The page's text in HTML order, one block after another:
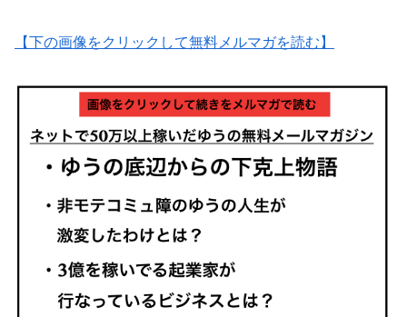
【下の画像をクリックして無料メルマガを読む】